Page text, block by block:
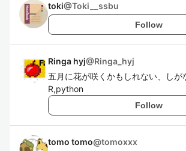
toki@Toki__ssbu
Follow
Ringa hyj@Ringa_hyj
五月に花が咲くかもしれない、しが
R,python
Follow
tomo tomo@tomoxxx